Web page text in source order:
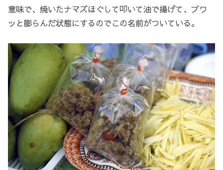
意味で、焼いたナマズほぐして叩いて油で揚げて、ブワ
ッと膨らんだ状態にするのでこの名前がついている。